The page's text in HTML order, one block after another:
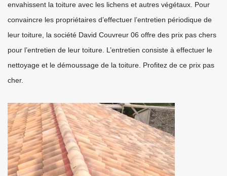
envahissent la toiture avec les lichens et autres végétaux. Pour
convaincre les propriétaires d’effectuer l’entretien périodique de
leur toiture, la société David Couvreur 06 offre des prix pas chers
pour l’entretien de leur toiture. L’entretien consiste à effectuer le
nettoyage et le démoussage de la toiture. Profitez de ce prix pas
cher.